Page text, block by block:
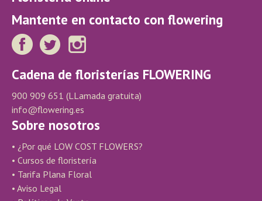
Mantente en contacto con flowering
Cadena de floristerías FLOWERING
900 909 651 (LLamada gratuita)
info@flowering.es
Sobre nosotros
• ¿Por qué LOW COST FLOWERS?
• Cursos de floristería
• Tarifa Plana Floral
• Aviso Legal